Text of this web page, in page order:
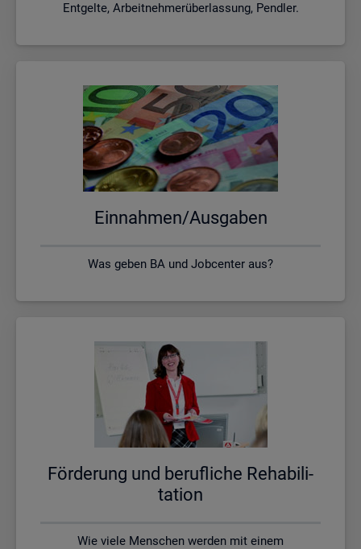
Entgelte, Arbeitnehmerüberlassung, Pendler.
Ein­nah­men/Aus­ga­ben
Was geben BA und Jobcenter aus?
För­de­rung und be­ruf­li­che Re­ha­bi­li­
ta­ti­on
Wie viele Menschen werden mit einem